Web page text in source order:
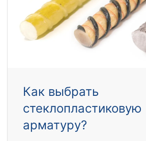
Как выбрать
стеклопластиковую
арматуру?